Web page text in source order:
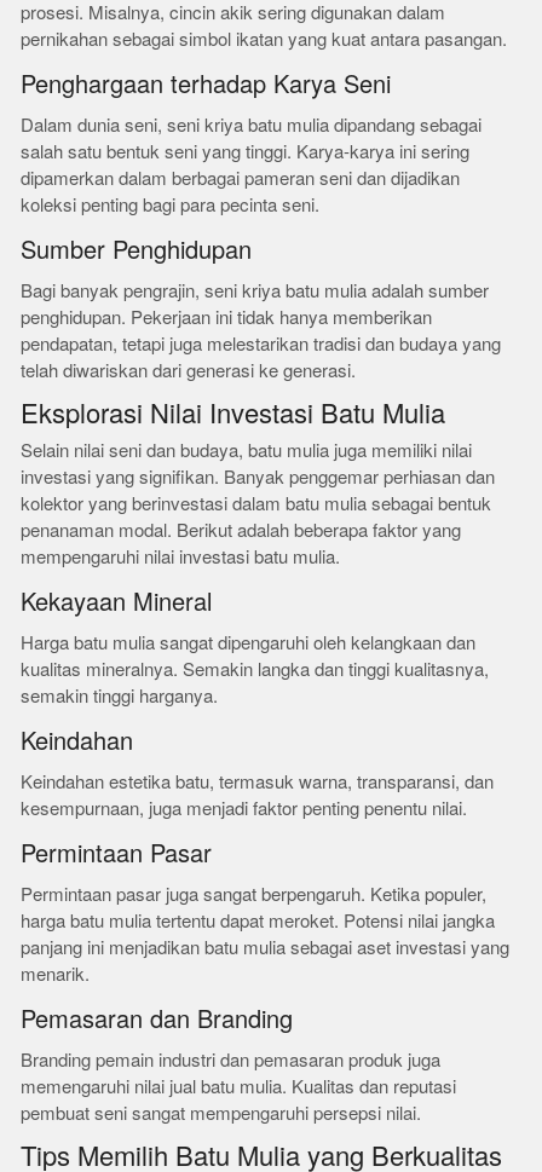
prosesi. Misalnya, cincin akik sering digunakan dalam
pernikahan sebagai simbol ikatan yang kuat antara pasangan.
Penghargaan terhadap Karya Seni
Dalam dunia seni, seni kriya batu mulia dipandang sebagai
salah satu bentuk seni yang tinggi. Karya-karya ini sering
dipamerkan dalam berbagai pameran seni dan dijadikan
koleksi penting bagi para pecinta seni.
Sumber Penghidupan
Bagi banyak pengrajin, seni kriya batu mulia adalah sumber
penghidupan. Pekerjaan ini tidak hanya memberikan
pendapatan, tetapi juga melestarikan tradisi dan budaya yang
telah diwariskan dari generasi ke generasi.
Eksplorasi Nilai Investasi Batu Mulia
Selain nilai seni dan budaya, batu mulia juga memiliki nilai
investasi yang signifikan. Banyak penggemar perhiasan dan
kolektor yang berinvestasi dalam batu mulia sebagai bentuk
penanaman modal. Berikut adalah beberapa faktor yang
mempengaruhi nilai investasi batu mulia.
Kekayaan Mineral
Harga batu mulia sangat dipengaruhi oleh kelangkaan dan
kualitas mineralnya. Semakin langka dan tinggi kualitasnya,
semakin tinggi harganya.
Keindahan
Keindahan estetika batu, termasuk warna, transparansi, dan
kesempurnaan, juga menjadi faktor penting penentu nilai.
Permintaan Pasar
Permintaan pasar juga sangat berpengaruh. Ketika populer,
harga batu mulia tertentu dapat meroket. Potensi nilai jangka
panjang ini menjadikan batu mulia sebagai aset investasi yang
menarik.
Pemasaran dan Branding
Branding pemain industri dan pemasaran produk juga
memengaruhi nilai jual batu mulia. Kualitas dan reputasi
pembuat seni sangat mempengaruhi persepsi nilai.
Tips Memilih Batu Mulia yang Berkualitas